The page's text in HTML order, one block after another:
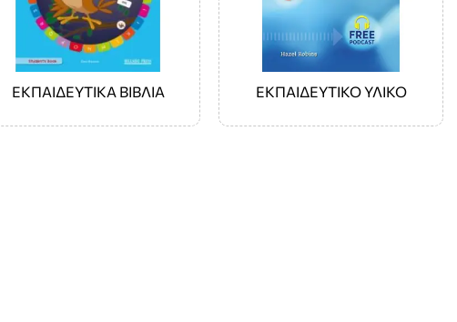
ΕΚΠΑΙΔΕΥΤΙΚΑ ΒΙΒΛΙΑ ΕΚΠΑΙΔΕΥΤΙΚΟ ΥΛΙΚΟ